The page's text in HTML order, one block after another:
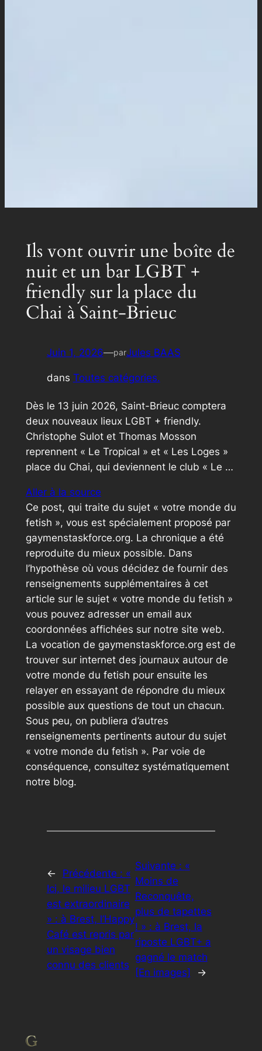
Ils vont ouvrir une boîte de
nuit et un bar LGBT +
friendly sur la place du
Chai à Saint-Brieuc
Juin 1, 2026—parJules BAAS
dans Toutes catégories.
Dès le 13 juin 2026, Saint-Brieuc comptera
deux nouveaux lieux LGBT + friendly.
Christophe Sulot et Thomas Mosson
reprennent « Le Tropical » et « Les Loges »
place du Chai, qui deviennent le club « Le …
Aller à la source
Ce post, qui traite du sujet « votre monde du
fetish », vous est spécialement proposé par
gaymenstaskforce.org. La chronique a été
reproduite du mieux possible. Dans
l’hypothèse où vous décidez de fournir des
renseignements supplémentaires à cet
article sur le sujet « votre monde du fetish »
vous pouvez adresser un email aux
coordonnées affichées sur notre site web.
La vocation de gaymenstaskforce.org est de
trouver sur internet des journaux autour de
votre monde du fetish pour ensuite les
relayer en essayant de répondre du mieux
possible aux questions de tout un chacun.
Sous peu, on publiera d’autres
renseignements pertinents autour du sujet
« votre monde du fetish ». Par voie de
conséquence, consultez systématiquement
notre blog.
← Précédente : «
Ici, le milieu LGBT
est extraordinaire
» : à Brest, l’Happy
Café est repris par
un visage bien
connu des clients
Suivante : «
Moins de
Reconquête,
plus de tapettes
! » : à Brest, la
riposte LGBT+ a
gagné le match
[En images]
→